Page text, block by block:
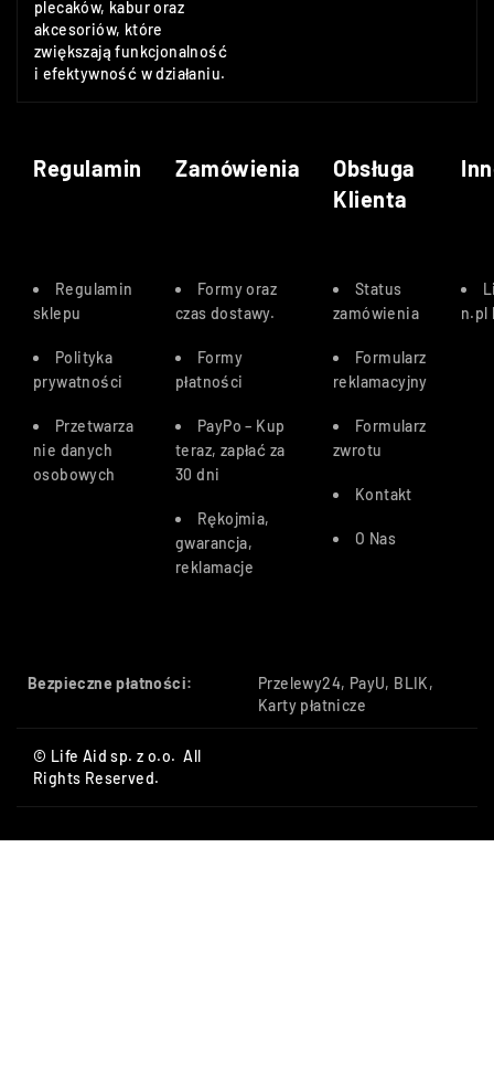
plecaków, kabur oraz
akcesoriów, które
zwiększają funkcjonalność
i efektywność w działaniu.
Regulamin Zamówienia
Obsługa
Klienta
Regulamin
sklepu
Polityka
prywatności
Przetwarza
nie danych
osobowych
Formy oraz
czas dostawy.
Formy
płatności
PayPo – Kup
teraz, zapłać za
30 dni
Rękojmia,
gwarancja,
reklamacje
Status
zamówienia
Formularz
reklamacyjny
Formularz
zwrotu
Kontakt
O Nas
n.pl
Bezpieczne płatności:
Przelewy24, PayU, BLIK,
Karty płatnicze
© Life Aid sp. z o.o. All
Rights Reserved.